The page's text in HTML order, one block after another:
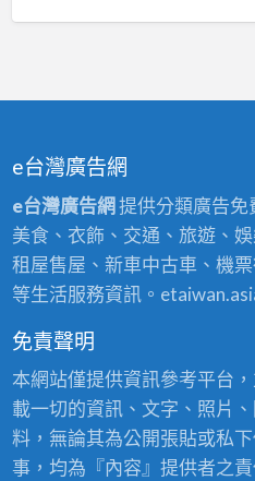
e台灣廣告網
e台灣廣告網提供分類廣告免
美食、衣飾、交通、旅遊、
租屋售屋、新車中古車、機
等生活服務資訊。
免責聲明
本網站僅提供資訊參考平台
載一切的資訊、文字、照片
料，無論其為公開張貼或私
事，均為『內容』提供者之